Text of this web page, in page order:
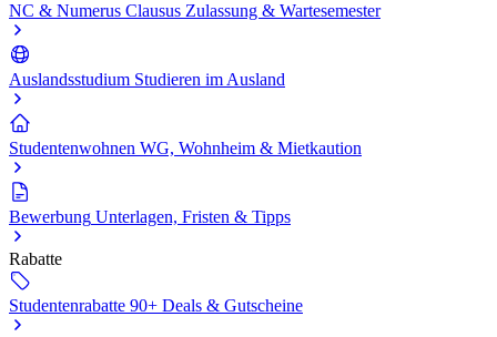
NC & Numerus Clausus Zulassung & Wartesemester
Auslandsstudium Studieren im Ausland
Studentenwohnen WG, Wohnheim & Mietkaution
Bewerbung Unterlagen, Fristen & Tipps
Rabatte
Studentenrabatte 90+ Deals & Gutscheine